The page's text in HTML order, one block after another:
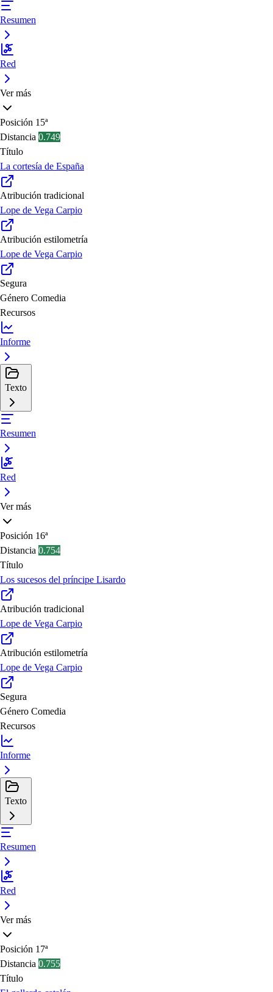
Resumen
Red
Ver más
Posición 15ª
Distancia 0.749
Título
La cortesía de España
Atribución tradicional
Lope de Vega Carpio
Atribución estilometría
Lope de Vega Carpio
Segura
Género Comedia
Recursos
Informe
Texto
Resumen
Red
Ver más
Posición 16ª
Distancia 0.754
Título
Los sucesos del príncipe Lisardo
Atribución tradicional
Lope de Vega Carpio
Atribución estilometría
Lope de Vega Carpio
Segura
Género Comedia
Recursos
Informe
Texto
Resumen
Red
Ver más
Posición 17ª
Distancia 0.755
Título